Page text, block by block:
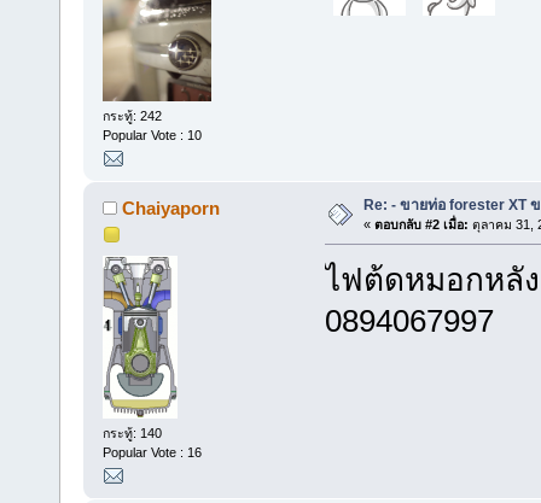
กระทู้: 242
Popular Vote : 10
Chaiyaporn
กระทู้: 140
Popular Vote : 16
Re: - ขายท่อ forester XT
« ตอบกลับ #2 เมื่อ: ตุลาคม 31,
ไฟต้ดหมอกหลั
0894067997